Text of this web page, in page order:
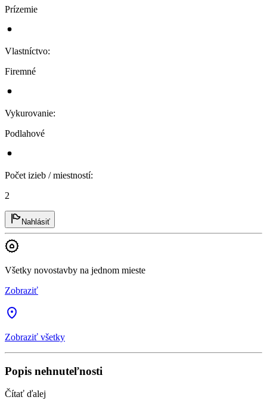
Prízemie
Vlastníctvo:
Firemné
Vykurovanie:
Podlahové
Počet izieb / miestností:
2
Nahlásiť
Všetky novostavby na jednom mieste
Zobraziť
Zobraziť všetky
Popis nehnuteľnosti
Čítať ďalej